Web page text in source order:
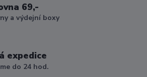
69,-
a výdejní boxy
expedice
do 24 hod.